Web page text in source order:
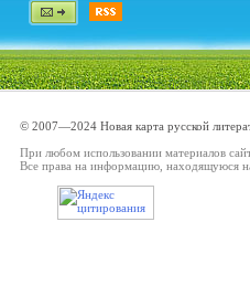
© 2007—2024 Новая карта русской
При любом использовании материалов
Все права на информацию, находящуюся